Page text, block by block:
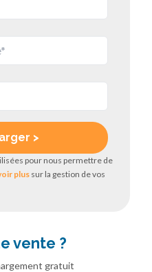
pour nous permettre de
plus sur la gestion de vos
vente ?
gratuit